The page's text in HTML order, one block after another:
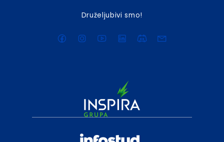
Druželjubivi smo!